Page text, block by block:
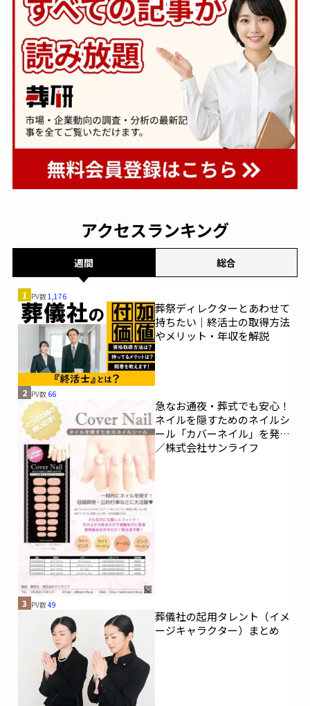
アクセスランキング
週間 総合
1 PV数1,176
葬祭ディレクターとあわせて
持ちたい｜終活士の取得方法
やメリット・年収を解説
2 PV数 66
急なお通夜・葬式でも安心！
ネイルを隠すためのネイルシ
ール「カバーネイル」を発売
／株式会社サンライフ
3 PV数49
葬儀社の起用タレント（イメ
ージキャラクター）まとめ